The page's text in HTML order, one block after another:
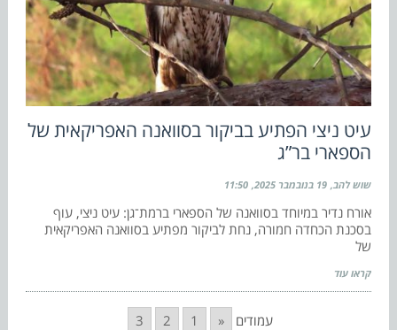
עיט ניצי הפתיע בביקור בסוואנה האפריקאית של
הספארי בר”ג
שוש להב 19 בנובמבר 2025 11:50
אורח נדיר במיוחד בסוואנה של הספארי ברמת־גן: עיט ניצי, עוף
בסכנת הכחדה חמורה, נחת לביקור מפתיע בסוואנה האפריקאית
של
קראו עוד
עמודים «
1
2
3